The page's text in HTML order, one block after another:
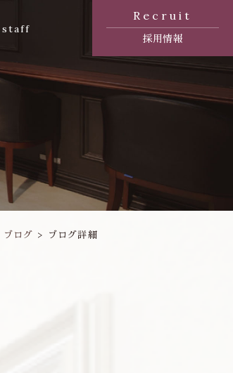
staff
Recruit
採用情報
ブログ ブログ詳細